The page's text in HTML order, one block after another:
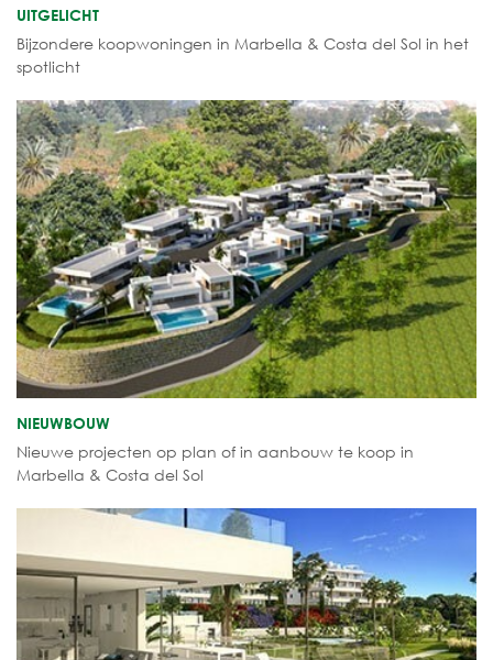
UITGELICHT
Bijzondere koopwoningen in Marbella & Costa del Sol in het
spotlicht
NIEUWBOUW
Nieuwe projecten op plan of in aanbouw te koop in
Marbella & Costa del Sol